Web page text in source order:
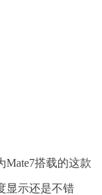
搭载的这款
显示还是不错